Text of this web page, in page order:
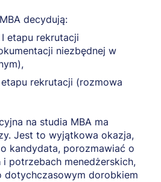
decydują:
etapu rekrutacji
niezbędnej w
rekrutacji (rozmowa
na studia MBA ma
Jest to wyjątkowa okazja,
kandydata, porozmawiać o
potrzebach menedżerskich,
dotychczasowym dorobkiem